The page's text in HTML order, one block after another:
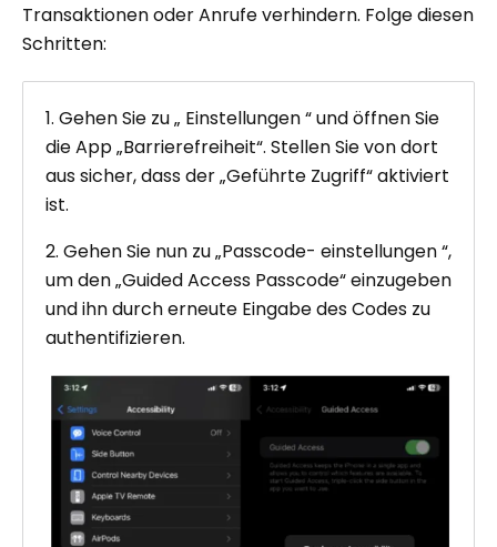
Transaktionen oder Anrufe verhindern. Folge diesen
Schritten:
1. Gehen Sie zu „ Einstellungen “ und öffnen Sie
die App „Barrierefreiheit“. Stellen Sie von dort
aus sicher, dass der „Geführte Zugriff“ aktiviert
ist.
2. Gehen Sie nun zu „Passcode- einstellungen “,
um den „Guided Access Passcode“ einzugeben
und ihn durch erneute Eingabe des Codes zu
authentifizieren.